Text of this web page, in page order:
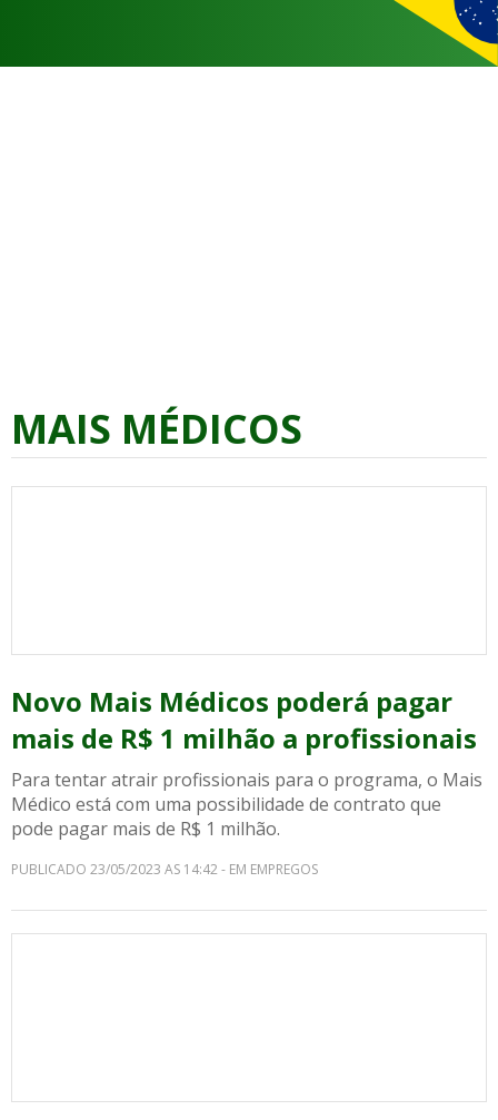
MAIS MÉDICOS
Novo Mais Médicos poderá pagar
mais de R$ 1 milhão a profissionais
Para tentar atrair profissionais para o programa, o Mais
Médico está com uma possibilidade de contrato que
pode pagar mais de R$ 1 milhão.
PUBLICADO 23/05/2023 AS 14:42 - EM EMPREGOS